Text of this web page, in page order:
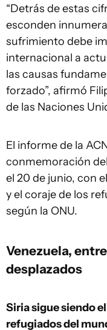
“Detrás de estas
esconden
sufrimiento debe
internacional a
las causas
forzado”, afirmó
de las Naciones
El informe de la
conmemoración del
el 20 de junio, con
y el coraje de los
según la ONU.
Venezuela,
desplazados
Siria sigue siendo
refugiados del